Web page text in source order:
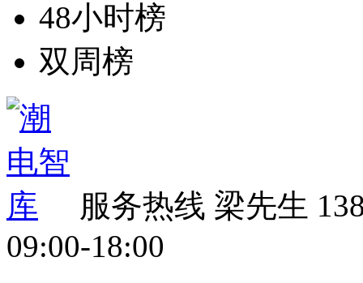
48小时榜
双周榜
服务热线 梁先生
09:00-18:00